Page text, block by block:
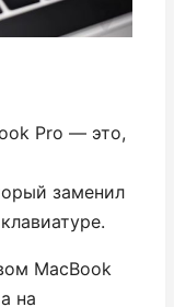
Pro — это,
заменил
MacBook
на